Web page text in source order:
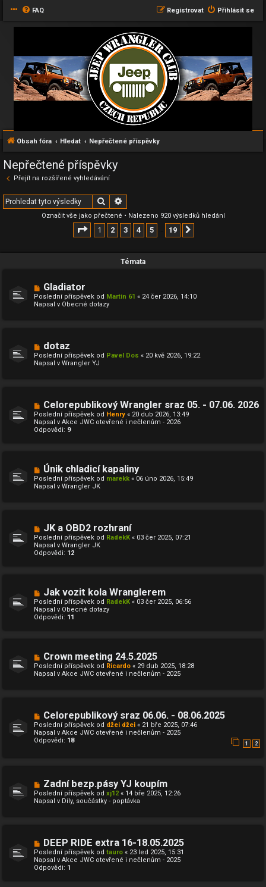
FAQ Přihlásit se
Registrovat
Obsah fóra Hledat Nepřečtené příspěvky
Nepřečtené příspěvky
Přejít na rozšířené vyhledávání
Hledat
Označit vše jako přečtené • Nalezeno 920 výsledků hledání
Stránka z 19
1 2 3 4 5 19
Témata
N
o
v
ý
p
ě
v
Gladiator
Poslední příspěvek od Martin 61 « 24 čer 2026, 14:10
Napsal v Obecné dotazy
N
o
v
ý
p
ě
v
e
dotaz
Poslední příspěvek od Pavel Dos « 20 kvě 2026, 19:22
Napsal v Wrangler YJ
N
o
v
ý
p
p
ě
v
e
Celorepublikový Wrangler sraz 05. - 07.06. 2026
Poslední příspěvek od Henry « 20 dub 2026, 13:49
Napsal v Akce JWC otevřené i nečlenům - 2026
Odpovědi: 9
N
o
v
ý
p
ě
v
e
Únik chladicí kapaliny
Poslední příspěvek od marekk « 06 úno 2026, 15:49
Napsal v Wrangler JK
o
v
ý
p
ě
v
e
k
JK a OBD2 rozhraní
Poslední příspěvek od RadekK « 03 čer 2025, 07:21
Napsal v Wrangler JK
Odpovědi: 12
o
v
ý
p
p
ě
v
e
Jak vozit kola Wranglerem
Poslední příspěvek od RadekK « 03 čer 2025, 06:56
Napsal v Obecné dotazy
Odpovědi: 11
N
o
v
ý
p
ě
v
e
Crown meeting 24.5.2025
Poslední příspěvek od Ricardo « 29 dub 2025, 18:28
Napsal v Akce JWC otevřené i nečlenům - 2025
N
o
v
ý
p
ě
v
e
k
Celorepublikový sraz 06.06. - 08.06.2025
Poslední příspěvek od džei džei « 21 bře 2025, 07:46
Napsal v Akce JWC otevřené i nečlenům - 2025
Odpovědi: 18 1 2
N
o
v
ý
ě
v
e
Zadní bezp.pásy YJ koupím
Poslední příspěvek od xj12 « 14 bře 2025, 12:26
Napsal v Díly, součástky - poptávka
N
o
v
ý
p
DEEP RIDE extra 16-18.05.2025
Poslední příspěvek od tauro « 23 led 2025, 15:31
Napsal v Akce JWC otevřené i nečlenům - 2025
Odpovědi: 1